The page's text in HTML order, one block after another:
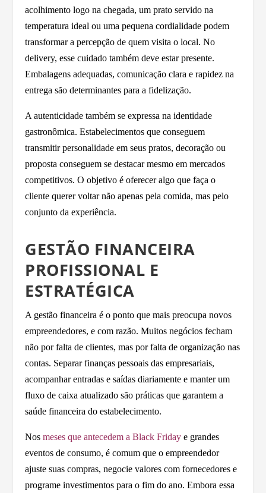
acolhimento logo na chegada, um prato servido na
temperatura ideal ou uma pequena cordialidade podem
transformar a percepção de quem visita o local. No
delivery, esse cuidado também deve estar presente.
Embalagens adequadas, comunicação clara e rapidez na
entrega são determinantes para a fidelização.
A autenticidade também se expressa na identidade
gastronômica. Estabelecimentos que conseguem
transmitir personalidade em seus pratos, decoração ou
proposta conseguem se destacar mesmo em mercados
competitivos. O objetivo é oferecer algo que faça o
cliente querer voltar não apenas pela comida, mas pelo
conjunto da experiência.
GESTÃO FINANCEIRA
PROFISSIONAL E
ESTRATÉGICA
A gestão financeira é o ponto que mais preocupa novos
empreendedores, e com razão. Muitos negócios fecham
não por falta de clientes, mas por falta de organização nas
contas. Separar finanças pessoais das empresariais,
acompanhar entradas e saídas diariamente e manter um
fluxo de caixa atualizado são práticas que garantem a
saúde financeira do estabelecimento.
Nosmeses que antecedem a Black Friday e grandes
eventos de consumo, é comum que o empreendedor
ajuste suas compras, negocie valores com fornecedores e
programe investimentos para o fim do ano. Embora essa